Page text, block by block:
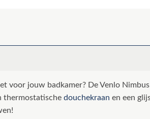
voor jouw badkamer? De Venlo
thermostatische douchekraan en een